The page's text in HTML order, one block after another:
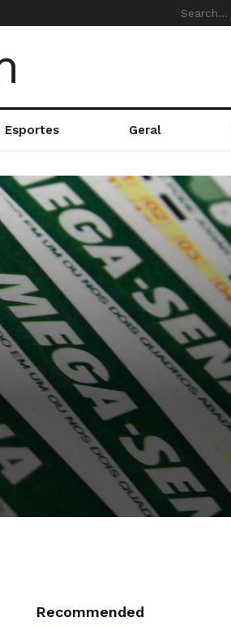
Esportes Geral
Recommended